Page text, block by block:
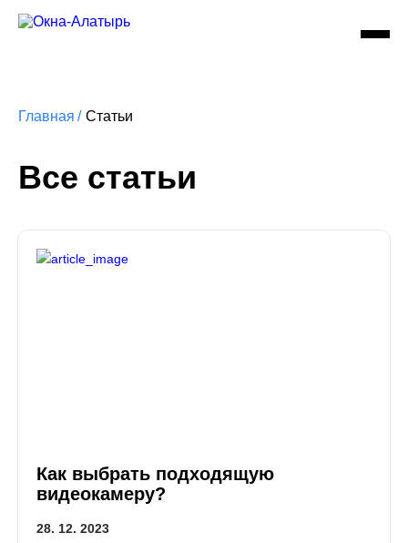
Главная / Статьи
Все статьи
Как выбрать подходящую
видеокамеру?
28. 12. 2023